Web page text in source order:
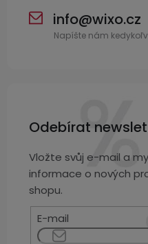
info@wixo.cz
Odebírat
Vložte svůj e-mail a
informace o nových
shopu.
E-mail